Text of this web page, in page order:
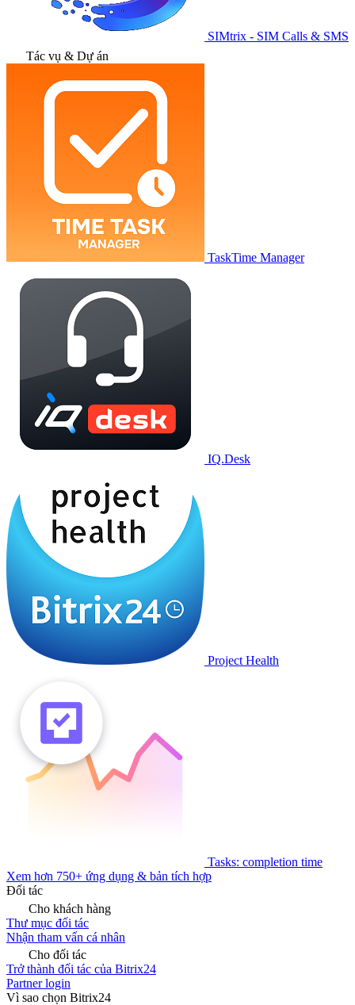
SIMtrix - SIM Calls & SMS
Tác vụ & Dự án
TaskTime Manager
IQ.Desk
Project Health
Tasks: completion time
Xem hơn 750+ ứng dụng & bản tích hợp
Đối tác
Cho khách hàng
Thư mục đối tác
Nhận tham vấn cá nhân
Cho đối tác
Trở thành đối tác của Bitrix24
Partner login
Vì sao chọn Bitrix24